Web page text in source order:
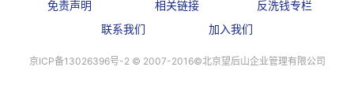
免责声明 相关链接
反洗钱专栏
联系我们
加入我们
京ICP备13026396号-2 ©️ 2007-2016©北京望后山企业管理有限公司